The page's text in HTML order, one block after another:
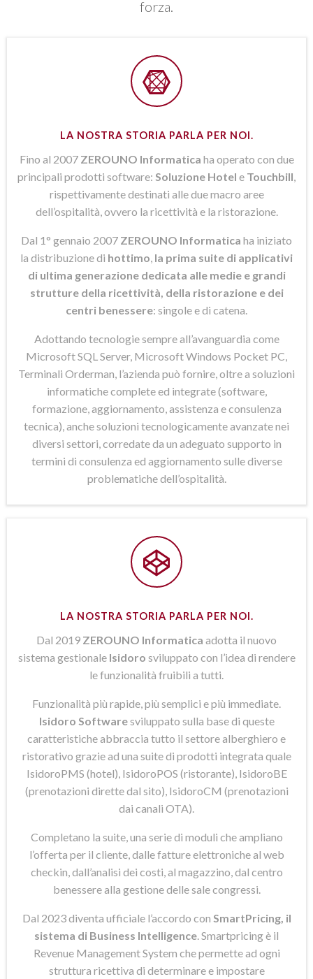
forza.
LA NOSTRA STORIA PARLA PER NOI.
Fino al 2007 ZEROUNO Informatica ha operato con due
principali prodotti software: Soluzione Hotel e Touchbill
rispettivamente destinati alle due macro aree
dell’ospitalità, ovvero la ricettività e la ristorazione.
Dal 1° gennaio 2007 ZEROUNO Informatica ha iniziato
la distribuzione di hottimo la prima suite di applicativi
di ultima generazione dedicata alle medie e grandi
strutture della ricettività, della ristorazione e dei
centri benessere: singole e di catena.
Adottando tecnologie sempre all’avanguardia come
Microsoft SQL Server, Microsoft Windows Pocket PC,
Terminali Orderman, l’azienda può fornire, oltre a soluzioni
informatiche complete ed integrate (software,
formazione, aggiornamento, assistenza e consulenza
tecnica), anche soluzioni tecnologicamente avanzate nei
diversi settori, corredate da un adeguato supporto in
termini di consulenza ed aggiornamento sulle diverse
problematiche dell’ospitalità.
LA NOSTRA STORIA PARLA PER NOI.
Dal 2019 ZEROUNO Informatica adotta il nuovo
sistema gestionale Isidoro sviluppato con l’idea di rendere
le funzionalità fruibili a tutti.
Funzionalità più rapide, più semplici e più immediate.
Isidoro Softwaresviluppato sulla base di queste
caratteristiche abbraccia tutto il settore alberghiero e
ristorativo grazie ad una suite di prodotti integrata quale
IsidoroPMS (hotel), IsidoroPOS (ristorante), IsidoroBE
(prenotazioni dirette dal sito), IsidoroCM (prenotazioni
dai canali OTA).
Completano la suite, una serie di moduli che ampliano
l’offerta per il cliente, dalle fatture elettroniche al web
checkin, dall’analisi dei costi, al magazzino, dal centro
benessere alla gestione delle sale congressi.
Dal 2023 diventa ufficiale l’accordo con SmartPricing, il
sistema di Business Intelligence . Smartpricing è il
Revenue Management System che permette ad ogni
struttura ricettiva di determinare e impostare